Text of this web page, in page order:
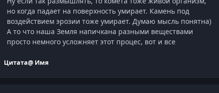
но когда падает на поверхность умирает. Камень под
воздействием эрозии тоже умирает. Думаю мысль понятна)
А то что наша Земля напичкана разными веществами
просто немного усложняет этот процес, вот и все
Цитата@ Имя